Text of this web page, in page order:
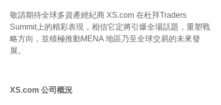
敬請期待全球多資產經紀商 XS.com 在杜拜Traders
Summit上的精彩表現，相信它定將引爆全場話題，重塑戰
略方向，並積極推動MENA 地區乃至全球交易的未來發
展。
XS.com 公司概況